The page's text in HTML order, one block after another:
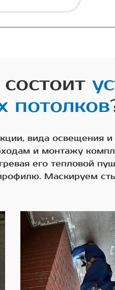
потолков
вида освещения
и монтажу
его тепловой
Маскируем